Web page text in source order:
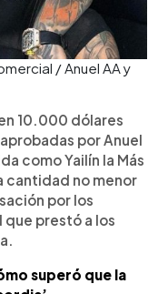
/ Anuel AA y
10.000 dólares
por Anuel
como Yailín la Más
cantidad no menor
por los
prestó a los
superó que la